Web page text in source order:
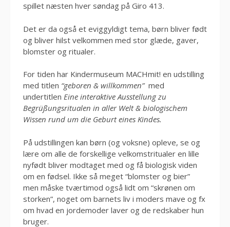
spillet næsten hver søndag på Giro 413.
Det er da også et eviggyldigt tema, børn bliver født
og bliver hilst velkommen med stor glæde, gaver,
blomster og ritualer.
For tiden har Kindermuseum MACHmit! en udstilling
med titlen “geboren & willkommen”med
undertitlen Eine interaktive Ausstellung zu
Begrüßungsritualen in aller Welt & biologischem
Wissen rund um die Geburt eines Kindes.
På udstillingen kan børn (og voksne) opleve, se og
lære om alle de forskellige velkomstritualer en lille
nyfødt bliver modtaget med og få biologisk viden
om en fødsel. Ikke så meget “blomster og bier”
men måske tværtimod også lidt om “skrønen om
storken”, noget om barnets liv i moders mave og fx
om hvad en jordemoder laver og de redskaber hun
bruger.